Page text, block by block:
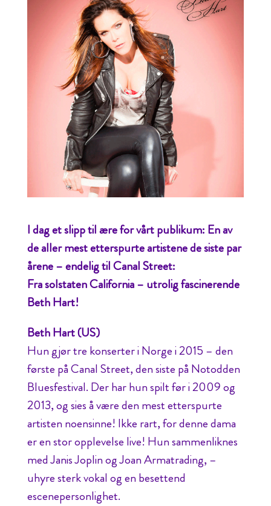
I dag et slipp til ære for vårt publikum: En av
de aller mest etterspurte artistene de siste par
årene – endelig til Canal Street:
Fra solstaten California – utrolig fascinerende
Beth Hart!
Beth Hart (US)
Hun gjør tre konserter i Norge i 2015 – den
første på Canal Street, den siste på Notodden
Bluesfestival. Der har hun spilt før i 2009 og
2013, og sies å være den mest etterspurte
artisten noensinne! Ikke rart, for denne dama
er en stor opplevelse live! Hun sammenliknes
med Janis Joplin og Joan Armatrading, –
uhyre sterk vokal og en besettend
escenepersonlighet.